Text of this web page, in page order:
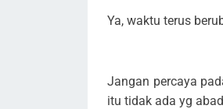
Ya, waktu terus
Jangan percaya
itu tidak ada yg